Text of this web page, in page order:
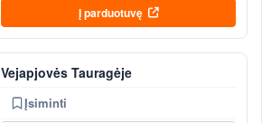
Į parduotuvę
Vejapjovės Tauragėje
Įsiminti